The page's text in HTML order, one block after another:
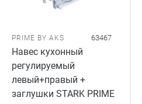
PRIME BY AKS 63467
Навес кухонный
регулируемый
левый+правый +
заглушки STARK PRIME